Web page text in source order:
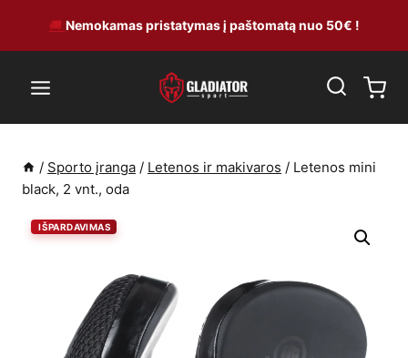
to
content
🚚 Nemokamas pristatymas į paštomatą nuo 50€ !
/ Sporto įranga / Letenos ir makivaros / Letenos mini
black, 2 vnt., oda